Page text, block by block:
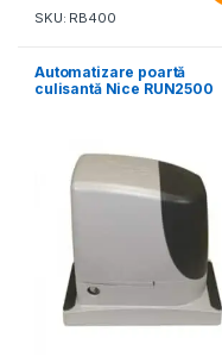
SKU: RB400
Automatizare poartă
culisantă Nice RUN2500